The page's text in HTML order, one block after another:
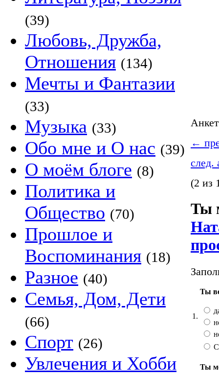
(39)
Любовь, Дружба,
Отношения (134)
Мечты и Фантазии
(33)
Музыка (33)
Обо мне и О нас (39)
О моём блоге (8)
Политика и
Общество (70)
Прошлое и
Воспоминания (18)
Разное (40)
Семья, Дом, Дети
(66)
Спорт (26)
Увлечения и Хобби
←
след.
(2 из
Ты
1.
Ты
Ты